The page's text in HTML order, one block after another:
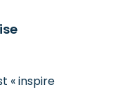
« inspire